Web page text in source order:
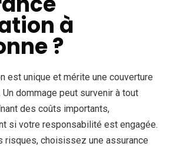
à
?
est unique et mérite une couverture
dommage peut survenir à tout
des coûts importants,
si votre responsabilité est engagée.
risques, choisissez une assurance